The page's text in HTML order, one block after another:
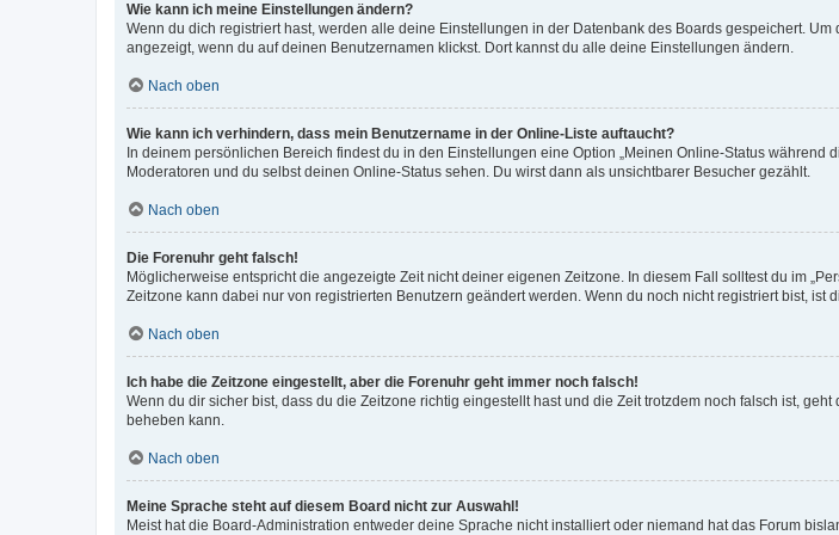
Wie kann ich meine Einstellungen ändern?
Wenn du dich registriert hast, werden alle deine Einstellungen in der Datenbank des Boards gespeichert.
angezeigt, wenn du auf deinen Benutzernamen klickst. Dort kannst du alle deine Einstellungen ändern.
Nach oben
Wie kann ich verhindern, dass mein Benutzername in der Online-Liste auftaucht?
In deinem persönlichen Bereich findest du in den Einstellungen eine Option „Meinen Online-Status
Moderatoren und du selbst deinen Online-Status sehen. Du wirst dann als unsichtbarer Besucher gezählt.
Nach oben
Die Forenuhr geht falsch!
Möglicherweise entspricht die angezeigte Zeit nicht deiner eigenen Zeitzone. In diesem Fall solltest du im
Zeitzone kann dabei nur von registrierten Benutzern geändert werden. Wenn du noch nicht registriert bist, ist
Nach oben
Ich habe die Zeitzone eingestellt, aber die Forenuhr geht immer noch falsch!
Wenn du dir sicher bist, dass du die Zeitzone richtig eingestellt hast und die Zeit trotzdem noch falsch ist,
beheben kann.
Nach oben
Meine Sprache steht auf diesem Board nicht zur Auswahl!
Meist hat die Board-Administration entweder deine Sprache nicht installiert oder niemand hat das Forum